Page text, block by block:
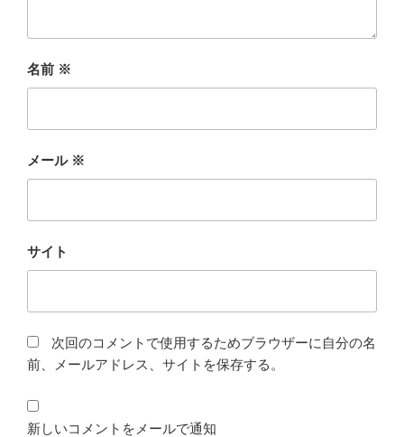
名前 ※
メール ※
サイト
次回のコメントで使用するためブラウザーに自分の名
前、メールアドレス、サイトを保存する。
新しいコメントをメールで通知